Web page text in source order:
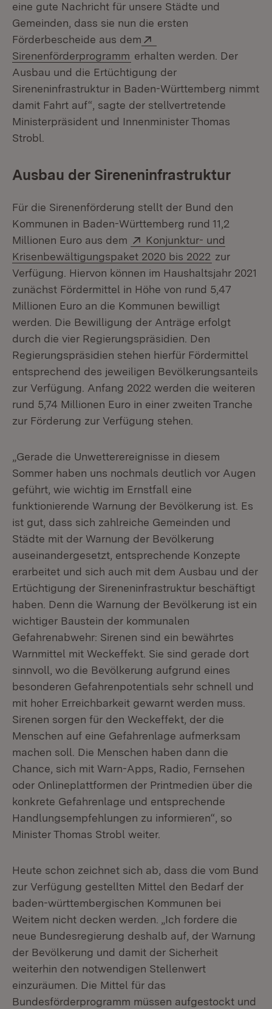
eine gute Nachricht für unsere Städte und
Gemeinden, dass sie nun die ersten
Förderbescheide aus dem
Sirenenförderprogramm (Öffnet in neuem Fenster)
erhalten werden. Der
Ausbau und die Ertüchtigung der
Sireneninfrastruktur in Baden-Württemberg nimmt
damit Fahrt auf“, sagte der stellvertretende
Ministerpräsident und Innenminister Thomas
Strobl.
Ausbau der Sireneninfrastruktur
Für die Sirenenförderung stellt der Bund den
Kommunen in Baden-Württemberg rund 11,2
Millionen Euro aus dem
Extern:
Konjunktur- und
Krisenbewältigungspaket 2020 bis 2022 (Öffnet in
zur
Verfügung. Hiervon können im Haushaltsjahr 2021
zunächst Fördermittel in Höhe von rund 5,47
Millionen Euro an die Kommunen bewilligt
werden. Die Bewilligung der Anträge erfolgt
durch die vier Regierungspräsidien. Den
Regierungspräsidien stehen hierfür Fördermittel
entsprechend des jeweiligen Bevölkerungsanteils
zur Verfügung. Anfang 2022 werden die weiteren
rund 5,74 Millionen Euro in einer zweiten Tranche
zur Förderung zur Verfügung stehen.
„Gerade die Unwetterereignisse in diesem
Sommer haben uns nochmals deutlich vor Augen
geführt, wie wichtig im Ernstfall eine
funktionierende Warnung der Bevölkerung ist. Es
ist gut, dass sich zahlreiche Gemeinden und
Städte mit der Warnung der Bevölkerung
auseinandergesetzt, entsprechende Konzepte
erarbeitet und sich auch mit dem Ausbau und der
Ertüchtigung der Sireneninfrastruktur beschäftigt
haben. Denn die Warnung der Bevölkerung ist ein
wichtiger Baustein der kommunalen
Gefahrenabwehr: Sirenen sind ein bewährtes
Warnmittel mit Weckeffekt. Sie sind gerade dort
sinnvoll, wo die Bevölkerung aufgrund eines
besonderen Gefahrenpotentials sehr schnell und
mit hoher Erreichbarkeit gewarnt werden muss.
Sirenen sorgen für den Weckeffekt, der die
Menschen auf eine Gefahrenlage aufmerksam
machen soll. Die Menschen haben dann die
Chance, sich mit Warn-Apps, Radio, Fernsehen
oder Onlineplattformen der Printmedien über die
konkrete Gefahrenlage und entsprechende
Handlungsempfehlungen zu informieren“, so
Minister Thomas Strobl weiter.
Heute schon zeichnet sich ab, dass die vom Bund
zur Verfügung gestellten Mittel den Bedarf der
baden-württembergischen Kommunen bei
Weitem nicht decken werden. „Ich fordere die
neue Bundesregierung deshalb auf, der Warnung
der Bevölkerung und damit der Sicherheit
weiterhin den notwendigen Stellenwert
einzuräumen. Die Mittel für das
Bundesförderprogramm müssen aufgestockt und